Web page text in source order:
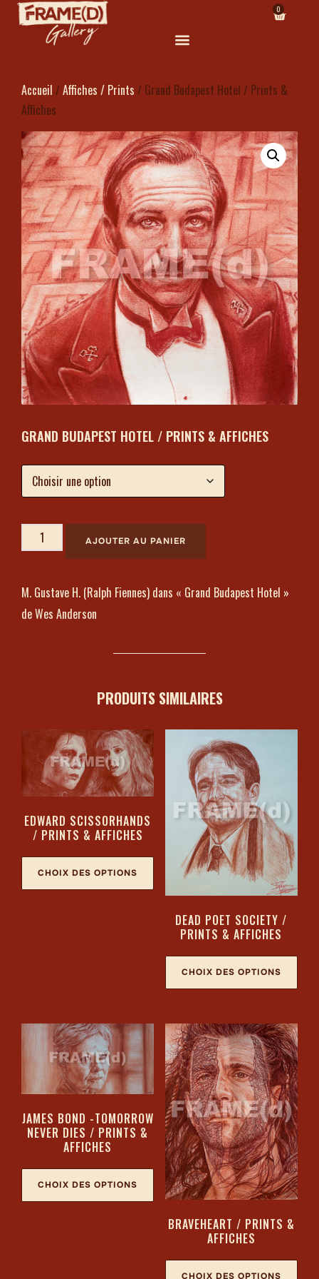
0
Accueil / Affiches / Prints / Grand Budapest Hotel / Prints &
Affiches
GRAND BUDAPEST HOTEL / PRINTS & AFFICHES
AJOUTER AU PANIER
M. Gustave H. (Ralph Fiennes) dans « Grand Budapest Hotel »
de Wes Anderson
PRODUITS SIMILAIRES
EDWARD SCISSORHANDS
/ PRINTS & AFFICHES
CHOIX DES OPTIONS
DEAD POET SOCIETY /
PRINTS & AFFICHES
CHOIX DES OPTIONS
JAMES BOND -TOMORROW
NEVER DIES / PRINTS &
AFFICHES
CHOIX DES OPTIONS
BRAVEHEART / PRINTS &
AFFICHES
CHOIX DES OPTIONS